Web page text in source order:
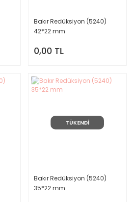
Bakır Redüksiyon (5240)
42*22 mm
0,00 TL
TÜKENDİ
Bakır Redüksiyon (5240)
35*22 mm